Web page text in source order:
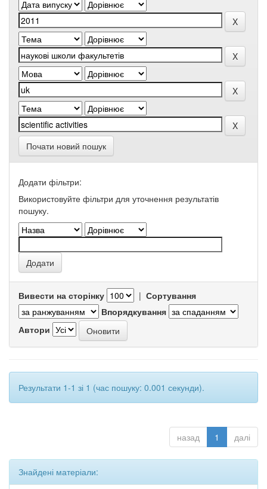
Почати новий пошук
Додати фільтри:
Використовуйте фільтри для уточнення результатів
пошуку.
Вивести на сторінку | Сортування
Впорядкування
Автори
Результати 1-1 зі 1 (час пошуку: 0.001 секунди).
назад 1 далі
Знайдені матеріали: